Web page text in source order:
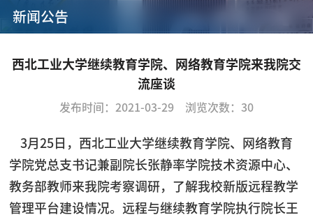
新闻公告
西北工业大学继续教育学院、网络教育学院来我院交
流座谈
发布时间：2021-03-29 浏览次数： 30
3月25日，西北工业大学继续教育学院、网络教育
学院党总支书记兼副院长张静率学院技术资源中心、
教务部教师来我院考察调研，了解我校新版远程教学
管理平台建设情况。远程与继续教育学院执行院长王